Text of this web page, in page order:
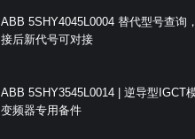
ABB 5SHY4045L0004 替代型号查询
接后新代号可对接
ABB 5SHY3545L0014 | 逆导型IGCT
变频器专用备件